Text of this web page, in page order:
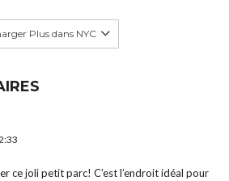
Plus dans NYC
ce joli petit parc! C’est l’endroit idéal pour